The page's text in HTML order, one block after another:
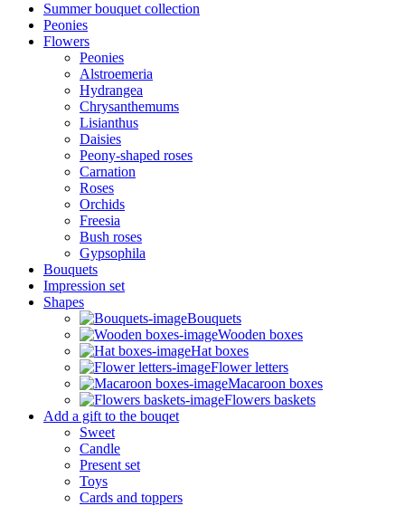
Summer bouquet collection
Peonies
Flowers
Peonies
Alstroemeria
Hydrangea
Chrysanthemums
Lisianthus
Daisies
Peony-shaped roses
Carnation
Roses
Orchids
Freesia
Bush roses
Gypsophila
Bouquets
Impression set
Shapes
Bouquets
Wooden boxes
Hat boxes
Flower letters
Macaroon boxes
Flowers baskets
Add a gift to the bouqet
Sweet
Candle
Present set
Toys
Cards and toppers